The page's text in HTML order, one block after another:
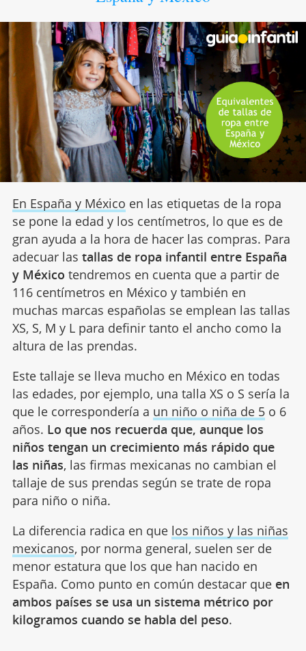
En España y México en las etiquetas de la ropa
se pone la edad y los centímetros, lo que es de
gran ayuda a la hora de hacer las compras. Para
adecuar las tallas de ropa infantil entre España
y México tendremos en cuenta que a partir de
116 centímetros en México y también en
muchas marcas españolas se emplean las tallas
XS, S, M y L para definir tanto el ancho como la
altura de las prendas.
Este tallaje se lleva mucho en México en todas
las edades, por ejemplo, una talla XS o S sería la
que le correspondería a un niño o niña de 5o 6
años. Lo que nos recuerda que, aunque los
niños tengan un crecimiento más rápido que
las niñas, las firmas mexicanas no cambian el
tallaje de sus prendas según se trate de ropa
para niño o niña.
La diferencia radica en que los niños y las niñas
mexicanos, por norma general, suelen ser de
menor estatura que los que han nacido en
España. Como punto en común destacar que en
ambos países se usa un sistema métrico por
kilogramos cuando se habla del peso.